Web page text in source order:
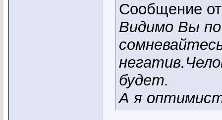
Сообщение
Видимо Вы
будет.
А я